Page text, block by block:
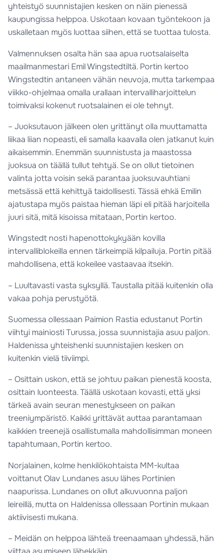
yhteistyö suunnistajien kesken on näin pienessä
kaupungissa helppoa. Uskotaan kovaan työntekoon ja
uskalletaan myös luottaa siihen, että se tuottaa tulosta.
Valmennuksen osalta hän saa apua ruotsalaiselta
maailmanmestari Emil Wingstedtiltä. Portin kertoo
Wingstedtin antaneen vähän neuvoja, mutta tarkempaa
viikko-ohjelmaa omalla urallaan intervalliharjoittelun
toimivaksi kokenut ruotsalainen ei ole tehnyt.
– Juoksutauon jälkeen olen yrittänyt olla muuttamatta
liikaa liian nopeasti, eli samalla kaavalla olen jatkanut kuin
aikaisemmin. Enemmän suunnistusta ja maastossa
juoksua on täällä tullut tehtyä. Se on ollut tietoinen
valinta jotta voisin sekä parantaa juoksuvauhtiani
metsässä että kehittyä taidollisesti. Tässä ehkä Emilin
ajatustapa myös paistaa hieman läpi eli pitää harjoitella
juuri sitä, mitä kisoissa mitataan, Portin kertoo.
Wingstedt nosti hapenottokykyään kovilla
intervalliblokeilla ennen tärkeimpiä kilpailuja. Portin pitää
mahdollisena, että kokeilee vastaavaa itsekin.
– Luultavasti vasta syksyllä. Taustalla pitää kuitenkin olla
vakaa pohja perustyötä.
Suomessa ollessaan Paimion Rastia edustanut Portin
viihtyi mainiosti Turussa, jossa suunnistajia asuu paljon.
Haldenissa yhteishenki suunnistajien kesken on
kuitenkin vielä tiiviimpi.
– Osittain uskon, että se johtuu paikan pienestä koosta,
osittain luonteesta. Täällä uskotaan kovasti, että yksi
tärkeä avain seuran menestykseen on paikan
treeniympäristö. Kaikki yrittävät auttaa parantamaan
kaikkien treenejä osallistumalla mahdollisimman moneen
tapahtumaan, Portin kertoo.
Norjalainen, kolme henkilökohtaista MM-kultaa
voittanut Olav Lundanes asuu lähes Portinien
naapurissa. Lundanes on ollut alkuvuonna paljon
leireillä, mutta on Haldenissa ollessaan Portinin mukaan
aktiivisesti mukana.
– Meidän on helppoa lähteä treenaamaan yhdessä, hän